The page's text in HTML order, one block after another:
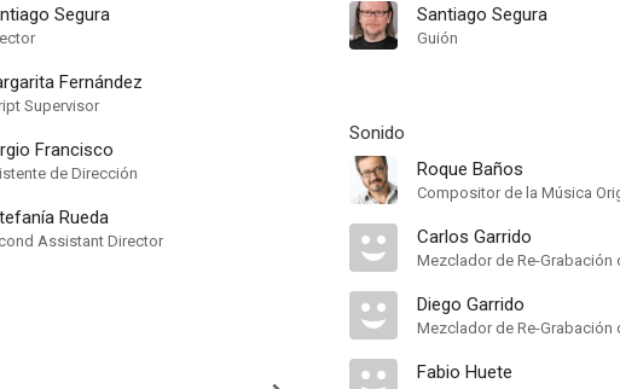
Segura
Fernández
Supervisor
Francisco
de Dirección
Rueda
Assistant Director
Santiago Segura
Guión
Sonido
Roque Baños
Compositor de la Música
Carlos Garrido
Mezclador de Re-Grabación
Diego Garrido
Mezclador de Re-Grabación
Fabio Huete